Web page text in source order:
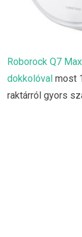
Roborock Q7
dokkolóval most
raktárról gyors